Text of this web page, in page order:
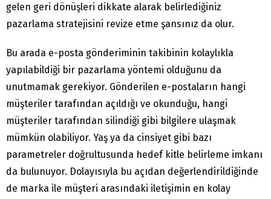
gelen geri dönüşleri dikkate alarak belirlediğiniz
pazarlama stratejisini revize etme şansınız da olur.
Bu arada e-posta gönderiminin takibinin kolaylıkla
yapılabildiği bir pazarlama yöntemi olduğunu da
unutmamak gerekiyor. Gönderilen e-postaların hangi
müşteriler tarafından açıldığı ve okunduğu, hangi
müşteriler tarafından silindiği gibi bilgilere ulaşmak
mümkün olabiliyor. Yaş ya da cinsiyet gibi bazı
parametreler doğrultusunda hedef kitle belirleme imkanı
da bulunuyor. Dolayısıyla bu açıdan değerlendirildiğinde
de marka ile müşteri arasındaki iletişimin en kolay